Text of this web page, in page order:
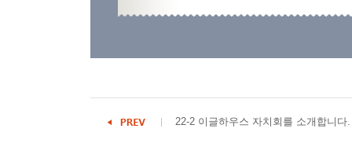
22-2 이글하우스 자치회를 소개합니다.